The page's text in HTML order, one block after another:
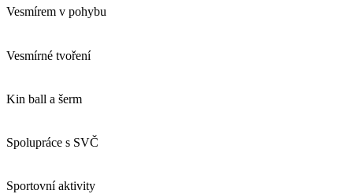
Vesmírem v pohybu
Vesmírné tvoření
Kin ball a šerm
Spolupráce s SVČ
Sportovní aktivity